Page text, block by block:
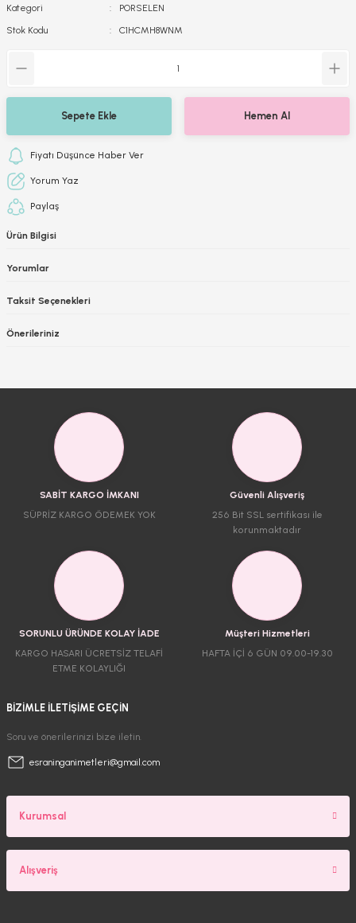
Kategori
PORSELEN
Stok Kodu
C1HCMH8WNM
Sepete Ekle Hemen Al
Fiyatı Düşünce Haber Ver
Yorum Yaz
Paylaş
Ürün Bilgisi
Yorumlar
Taksit Seçenekleri
Önerileriniz
SABİT KARGO İMKANI
SÜPRİZ KARGO ÖDEMEK YOK
Güvenli Alışveriş
256 Bit SSL sertifikası ile
korunmaktadır
SORUNLU ÜRÜNDE KOLAY İADE
KARGO HASARI ÜCRETSİZ TELAFİ
ETME KOLAYLIĞI
Müşteri Hizmetleri
HAFTA İÇİ 6 GÜN 09.00-19.30
BİZİMLE İLETİŞİME GEÇİN
Soru ve önerilerinizi bize iletin.
esraninganimetleri@gmail.com
Kurumsal
Alışveriş